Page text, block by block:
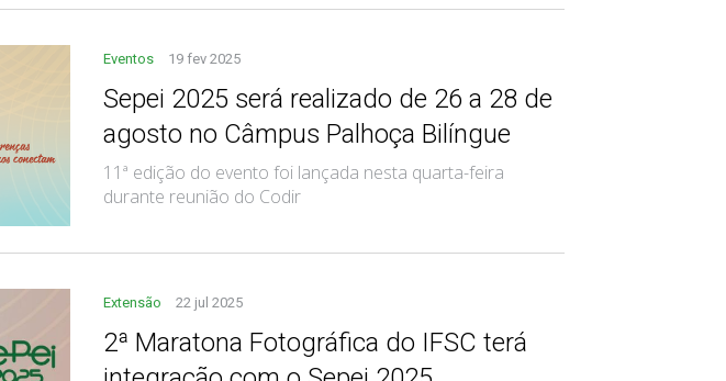
Eventos 19 fev 2025
Sepei 2025 será realizado de 26 a 28 de
agosto no Câmpus Palhoça Bilíngue
11ª edição do evento foi lançada nesta quarta-feira
durante reunião do Codir
Extensão 22 jul 2025
2ª Maratona Fotográfica do IFSC terá